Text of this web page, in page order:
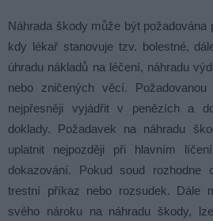
Náhrada škody může být požadována
kdy lékař stanovuje tzv. bolestné,
úhradu nákladů na léčení, náhradu
nebo zničených věcí.
nejpřesněji vyjádřit v penězích a
doklady. Požadavek na náhradu
uplatnit nejpozději při hlavním
dokazování. Pokud soud rozhodne
trestní příkaz nebo rozsudek. Dále
svého nároku na náhradu škody,